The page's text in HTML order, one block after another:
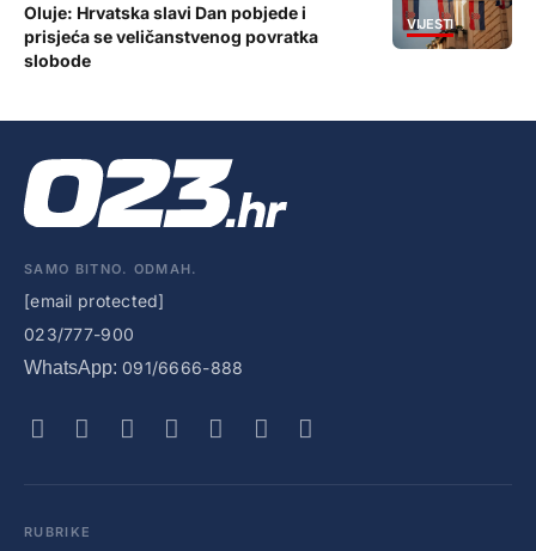
VIJESTI
Oluje: Hrvatska slavi Dan pobjede i
prisjeća se veličanstvenog povratka
slobode
SAMO BITNO. ODMAH.
[email protected]
023/777-900
WhatsApp: 091/6666-888
RUBRIKE